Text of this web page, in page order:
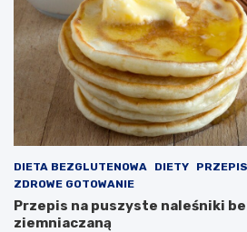
DIETA BEZGLUTENOWA DIETY
ZDROWE GOTOWANIE
Przepis na puszyste naleśniki
ziemniaczaną